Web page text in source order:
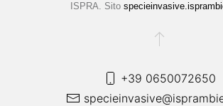
ISPRA. Sito
+39 0650072650